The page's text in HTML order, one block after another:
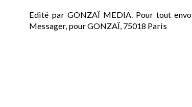
Edité par GONZAÏ MEDIA. Pour tout
Messager, pour GONZAÏ, 75018 Paris